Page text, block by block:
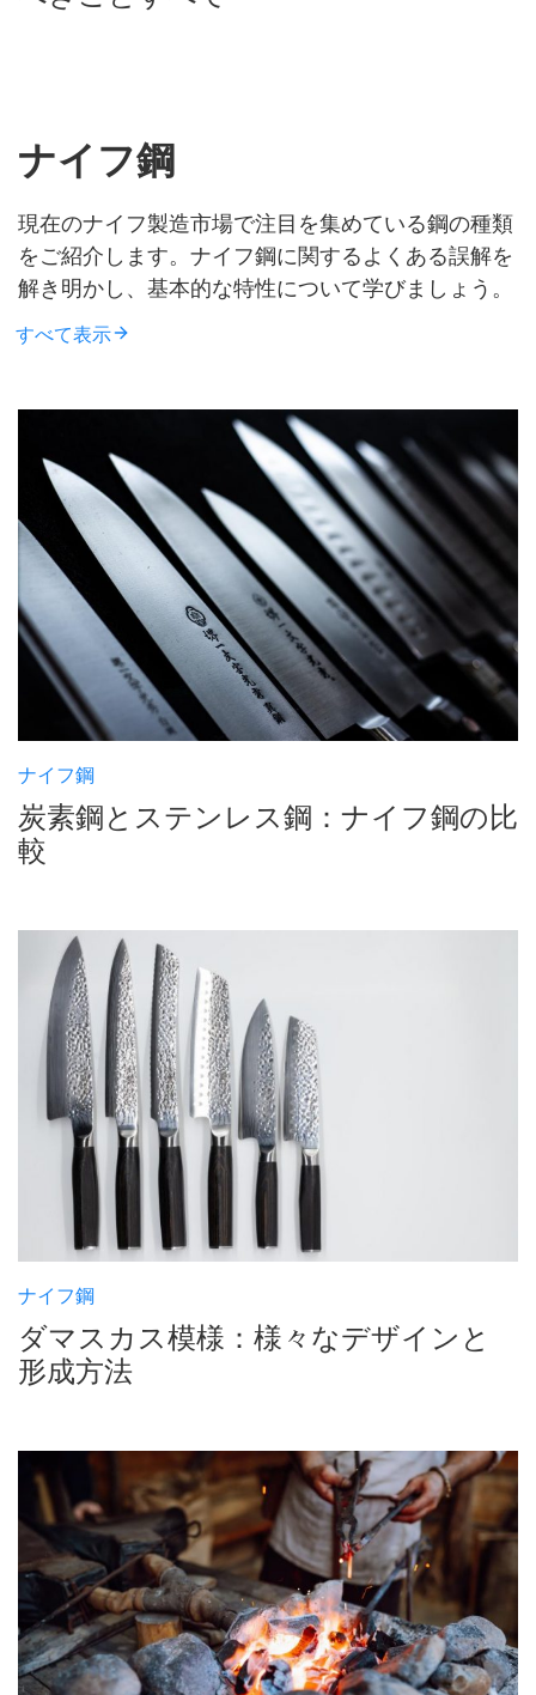
ナイフ鋼
現在のナイフ製造市場で注目を集めている鋼の種類
をご紹介します。ナイフ鋼に関するよくある誤解を
解き明かし、基本的な特性について学びましょう。
すべて表示
ナイフ鋼
炭素鋼とステンレス鋼：ナイフ鋼の比
較
ナイフ鋼
ダマスカス模様：様々なデザインと
形成方法